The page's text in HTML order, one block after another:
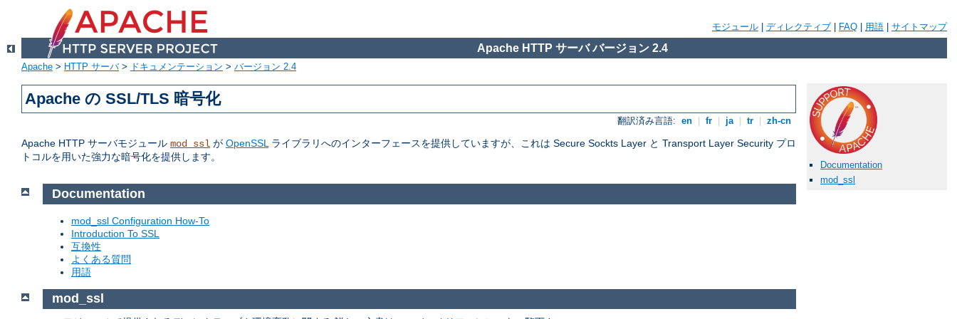
モジュール ディレクティブ FAQ 用語 サイトマップ
Apache HTTP サーバ バージョン 2.4
Apache > HTTP サーバ> ドキュメンテーション > バージョン 2.4
Apache の SSL/TLS 暗号化
翻訳済み言語: en fr ja tr zh-cn
Apache HTTP サーバモジュール mod_ssl が OpenSSLライブラリへのインターフェースを提供していますが、これは Secure Sockts Layer と Transport Layer Security プロ
トコルを用いた強力な暗号化を提供します。
Documentation
mod_ssl
Documentation
mod_ssl Configuration How-To
Introduction To SSL
互換性
よくある質問
用語
mod_ssl